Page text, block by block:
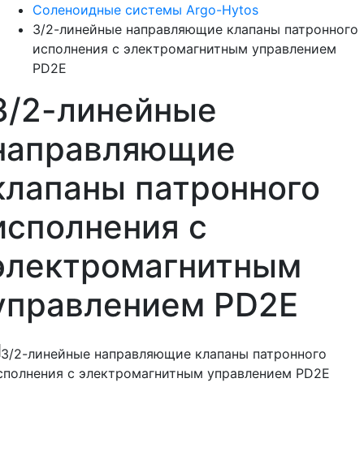
Соленоидные системы Argo-Hytos
З/2-линейные направляющие клапаны патронного
исполнения с электромагнитным управлением
PD2E
2-линейные
патронного
с
PD2E